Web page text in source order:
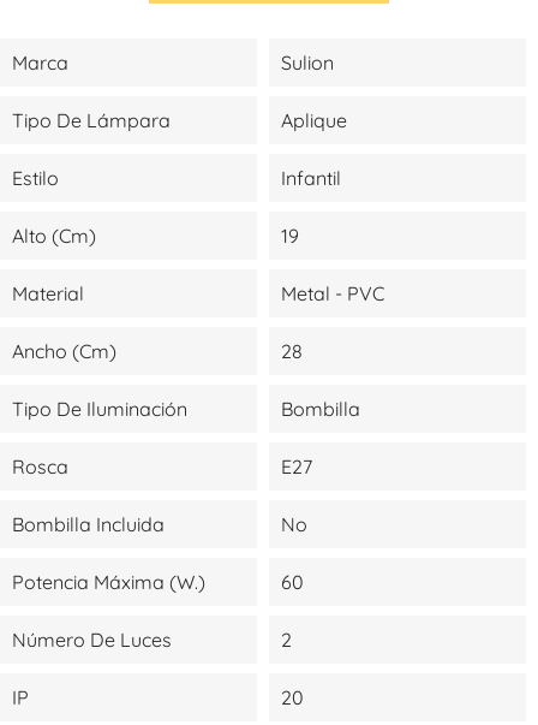
Marca Sulion
Tipo De Lámpara Aplique
Estilo Infantil
Alto (cm) 19
Material Metal - PVC
Ancho (cm) 28
Tipo De Iluminación Bombilla
Rosca E27
Bombilla Incluida No
Potencia Máxima (W.) 60
Número De Luces 2
IP 20